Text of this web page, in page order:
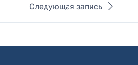
Следующая запись